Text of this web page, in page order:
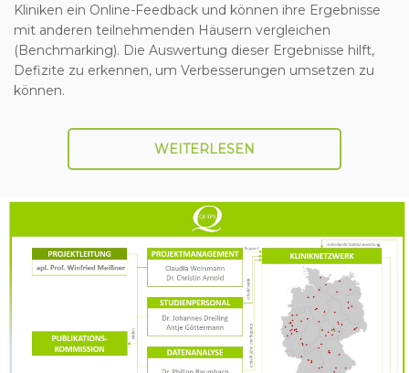
Kliniken ein Online-Feedback und können ihre Ergebnisse
mit anderen teilnehmenden Häusern vergleichen
(Benchmarking). Die Auswertung dieser Ergebnisse hilft,
Defizite zu erkennen, um Verbesserungen umsetzen zu
können.
WEITERLESEN